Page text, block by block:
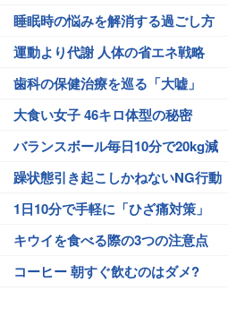
睡眠時の悩みを解消する過ごし方
運動より代謝 人体の省エネ戦略
歯科の保健治療を巡る「大嘘」
大食い女子 46キロ体型の秘密
バランスボール毎日10分で20kg減
躁状態引き起こしかねないNG行動
1日10分で手軽に「ひざ痛対策」
キウイを食べる際の3つの注意点
コーヒー 朝すぐ飲むのはダメ?